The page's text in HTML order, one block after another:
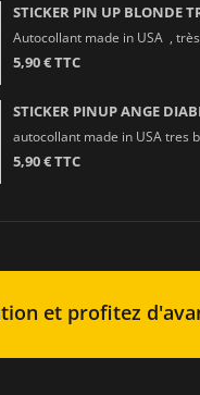
STICKER PIN UP BLONDE
Autocollant made in USA ,
5,90 € TTC
STICKER PINUP ANGE
autocollant made in USA tres
5,90 € TTC
et profitez